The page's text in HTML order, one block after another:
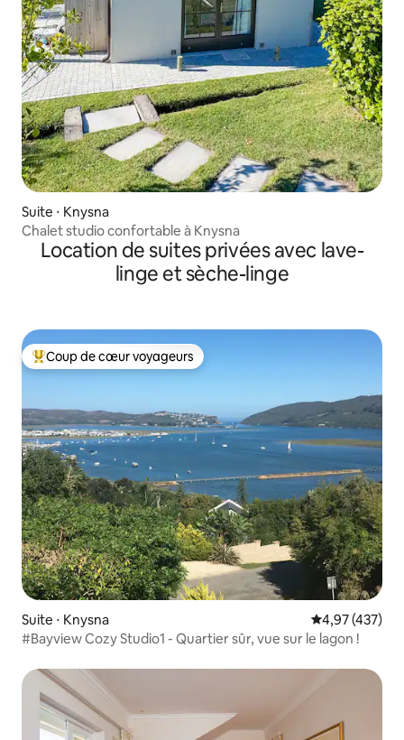
Suite ⋅ Knysna
Chalet studio confortable à Knysna
Location de suites privées avec lave-
linge et sèche-linge
Coups de cœur voyageurs les plus appréciés
Coup de cœur voyageurs
Suite ⋅ Knysna Évaluation
4,97 (437)
#Bayview Cozy Studio1 - Quartier sûr, vue sur le lagon !